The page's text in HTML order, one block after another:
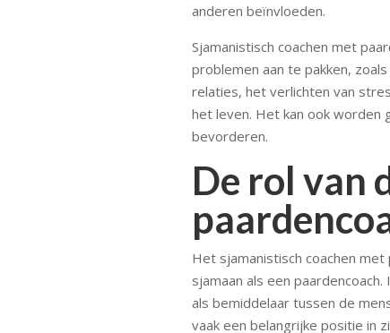
anderen beïnvloeden.
Sjamanistisch coachen met
problemen aan te pakken,
relaties, het verlichten van
het leven. Het kan ook worden
bevorderen.
De rol van
Het sjamanistisch coachen
sjamaan als een
als bemiddelaar tussen de
vaak een belangrijke positie in